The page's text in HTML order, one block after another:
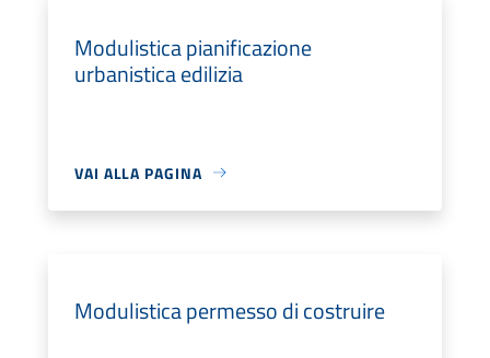
Modulistica pianificazione
urbanistica edilizia
VAI ALLA PAGINA
Modulistica permesso di costruire